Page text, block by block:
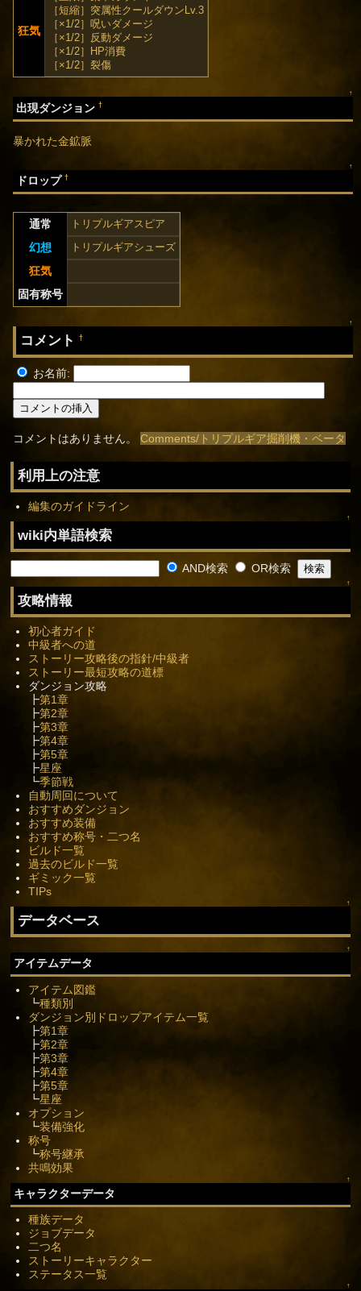
狂気
［短縮］突属性クールダウンLv.3
［×1/2］呪いダメージ
［×1/2］反動ダメージ
［×1/2］HP消費
［×1/2］裂傷
↑
出現ダンジョン†
暴かれた金鉱脈
↑
ドロップ†
通常 トリプルギアスピア
幻想 トリプルギアシューズ
狂気
固有称号
↑
コメント†
お名前:
コメントはありません。Comments/トリプルギア掘削機・ベータ
利用上の注意
編集のガイドライン
↑
wiki内単語検索
AND検索 OR検索
↑
攻略情報
初心者ガイド
中級者への道
ストーリー攻略後の指針/中級者
ストーリー最短攻略の道標
ダンジョン攻略
┣第1章
┣第2章
┣第3章
┣第4章
┣第5章
┣星座
┗季節戦
自動周回について
おすすめダンジョン
おすすめ装備
おすすめ称号・二つ名
ビルド一覧
過去のビルド一覧
ギミック一覧
TIPs
↑
データベース
↑
アイテムデータ
アイテム図鑑
┗種類別
ダンジョン別ドロップアイテム一覧
┣第1章
┣第2章
┣第3章
┣第4章
┣第5章
┗星座
オプション
┗装備強化
称号
┗称号継承
共鳴効果
↑
キャラクターデータ
種族データ
ジョブデータ
二つ名
ストーリーキャラクター
ステータス一覧
↑